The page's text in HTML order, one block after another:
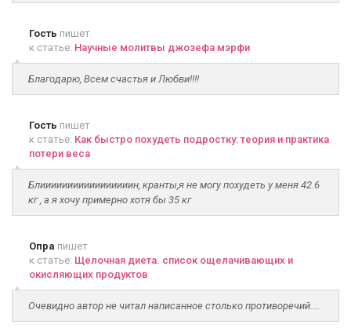
Гость пишет
к статье: Научные молитвы джозефа мэрфи
Благодарю, Всем счастья и Любви!!!!
Гость пишет
к статье: Как быстро похудеть подростку: теория и практика
потери веса
Блииииииииииииииииин, кранты,я не могу похудеть у меня 42.6
кг , а я хочу примерно хотя бы 35 кг
Опра пишет
к статье: Щелочная диета. список ощелачивающих и
окисляющих продуктов
Очевидно автор не читал написанное столько противоречий....